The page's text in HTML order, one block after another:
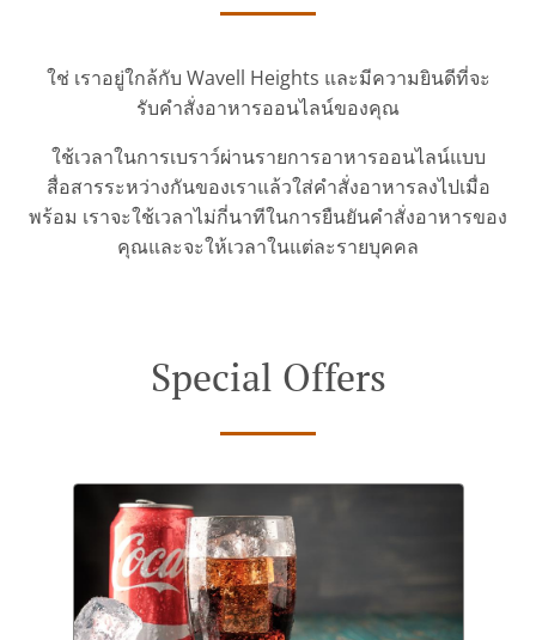
ใช่ เราอยู่ใกล้กับ Wavell Heights และมีความยินดีที่จะ
รับคำสั่งอาหารออนไลน์ของคุณ
ใช้เวลาในการเบราว์ผ่านรายการอาหารออนไลน์แบบ
สื่อสารระหว่างกันของเราแล้วใส่คำสั่งอาหารลงไปเมื่อ
พร้อม เราจะใช้เวลาไม่กี่นาทีในการยืนยันคำสั่งอาหารของ
คุณและจะให้เวลาในแต่ละรายบุคคล
Special Offers